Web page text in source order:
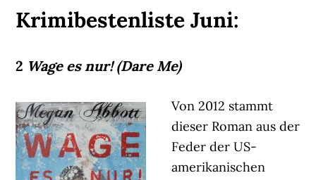
Krimibestenliste Juni:
2 Wage es nur! (Dare Me)
Von 2012 stammt
dieser Roman aus der
Feder der US-
amerikanischen